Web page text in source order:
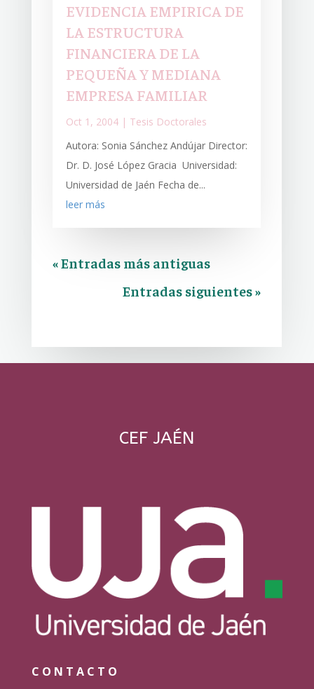
EVIDENCIA EMPIRICA DE
LA ESTRUCTURA
FINANCIERA DE LA
PEQUEÑA Y MEDIANA
EMPRESA FAMILIAR
Oct 1, 2004| Tesis Doctorales
Autora: Sonia Sánchez Andújar Director:
Dr. D. José López Gracia Universidad:
Universidad de Jaén Fecha de...
leer más
« Entradas más antiguas
Entradas siguientes »
CEF JAÉN
CONTACTO